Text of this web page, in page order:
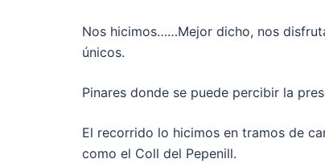
Nos hicimos……Mejor dicho, nos
únicos.
Pinares donde se puede percibir la
El recorrido lo hicimos en tramos de
como el Coll del Pepenill.